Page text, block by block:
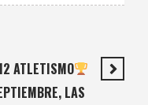
ATLETISMO
LAS